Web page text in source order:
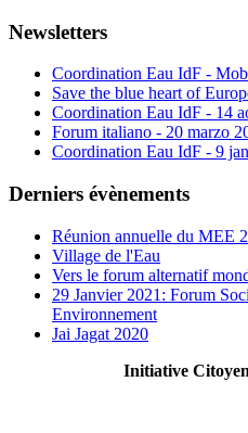
Newsletters
Coordination Eau IdF -
Save the blue heart of
Coordination Eau IdF - 14
Forum italiano - 20 marzo
Coordination Eau IdF - 9
Derniers évènements
Réunion annuelle du MEE
Village de l'Eau
Vers le forum alternatif
29 Janvier 2021: Forum
Environnement
Jai Jagat 2020
Initiative